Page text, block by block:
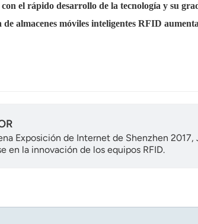
el rápido desarrollo de la tecnología y su
de almacenes móviles inteligentes RFID
Exposición de Internet de Shenzhen
en la innovación de los equipos RFID.